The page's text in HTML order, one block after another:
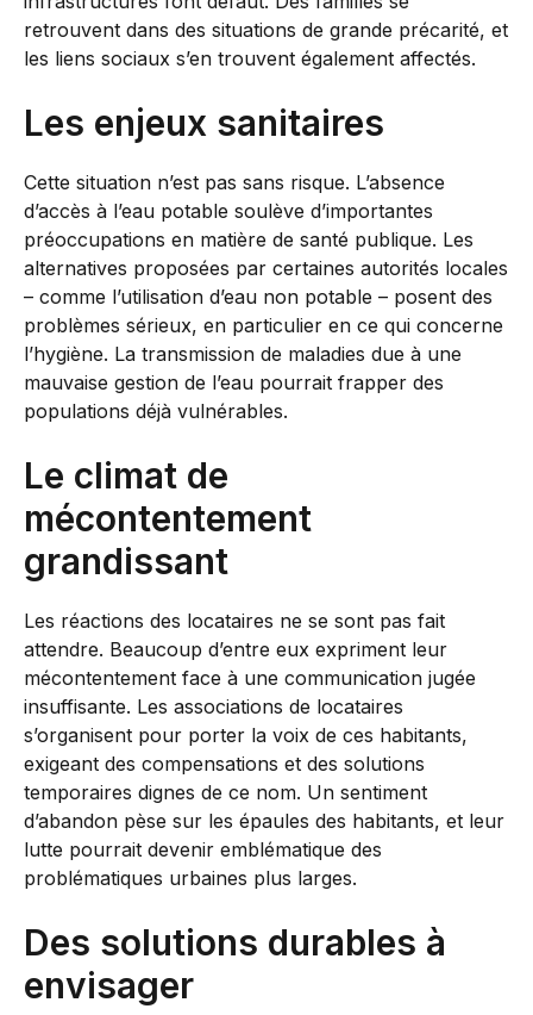
retrouvent dans des situations de grande précarité, et
les liens sociaux s’en trouvent également affectés.
Les enjeux sanitaires
Cette situation n’est pas sans risque. L’absence
d’accès à l’eau potable soulève d’importantes
préoccupations en matière de santé publique. Les
alternatives proposées par certaines autorités locales
– comme l’utilisation d’eau non potable – posent des
problèmes sérieux, en particulier en ce qui concerne
l’hygiène. La transmission de maladies due à une
mauvaise gestion de l’eau pourrait frapper des
populations déjà vulnérables.
Le climat de
mécontentement
grandissant
Les réactions des locataires ne se sont pas fait
attendre. Beaucoup d’entre eux expriment leur
mécontentement face à une communication jugée
insuffisante. Les associations de locataires
s’organisent pour porter la voix de ces habitants,
exigeant des compensations et des solutions
temporaires dignes de ce nom. Un sentiment
d’abandon pèse sur les épaules des habitants, et leur
lutte pourrait devenir emblématique des
problématiques urbaines plus larges.
Des solutions durables à
envisager